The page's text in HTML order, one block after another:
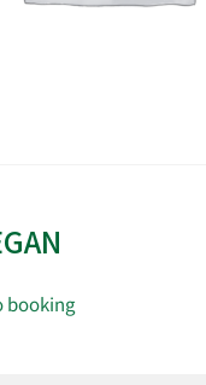
booking